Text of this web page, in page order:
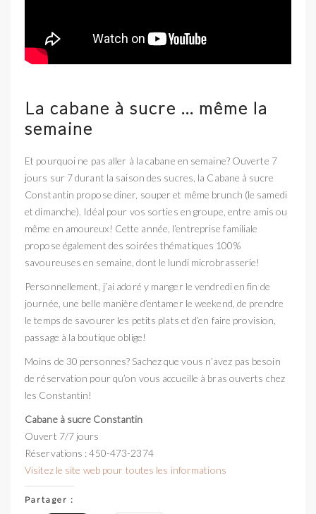
La cabane à sucre … même la
semaine
Et pourquoi ne pas aller à la cabane en semaine? Ouverte 7
jours sur 7 durant la saison des sucres, la Cabane à sucre
Constantin propose diner, souper et même brunch (le samedi
et dimanche). Idéal pour vos sorties en groupe, entre amis ou
même en amoureux! Cette année, l’entreprise familiale
propose également des soirées thématiques 100%
savoureuses en semaine, dont le lundi microbrasserie!
Personnellement, j’ai adoré y manger le vendredi en fin de
journée, une belle manière d’entamer le weekend, de prendre
le temps de savourer les petits plats et d’en faire provision,
passage à la boutique oblige!
Moins de 30 personnes? Sachez que vous n’avez pas besoin
de réservation pour qu’on vous accueille à bras ouverts chez
les Constantin!
Cabane à sucre Constantin
Ouvert 7/7 jours
Réservations : 450-473-2374
Visitez le site web pour toutes les informations
Partager :